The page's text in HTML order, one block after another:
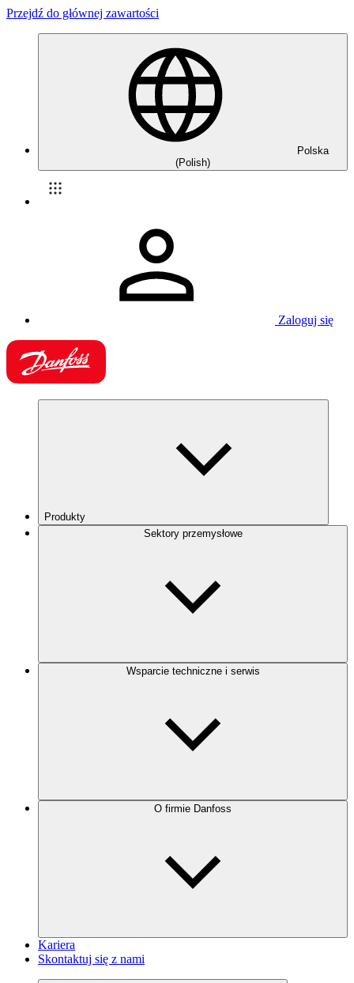
Przejdź do głównej zawartości
Polska
(Polish)
Zaloguj się
Produkty
Sektory przemysłowe
Wsparcie techniczne i serwis
O firmie Danfoss
Kariera
Skontaktuj się z nami